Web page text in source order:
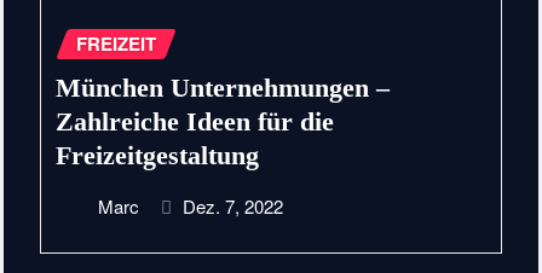
FREIZEIT
München Unternehmungen –
Zahlreiche Ideen für die
Freizeitgestaltung
Marc Dez. 7, 2022